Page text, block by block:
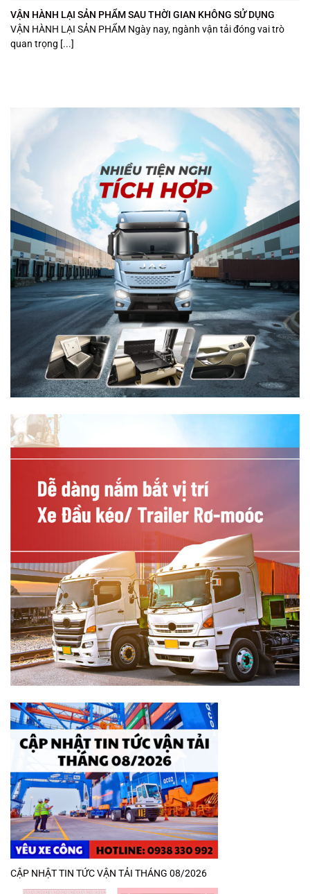
VẬN HÀNH LẠI SẢN PHẨM SAU THỜI GIAN KHÔNG SỬ DỤNG
VẬN HÀNH LẠI SẢN PHẨM Ngày nay, ngành vận tải đóng vai trò
quan trọng [...]
CẬP NHẬT TIN TỨC VẬN TẢI THÁNG 08/2026